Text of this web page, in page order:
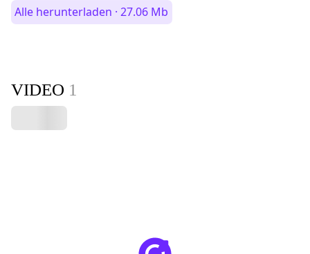
Alle herunterladen · 27.06 Mb
VIDEO 1